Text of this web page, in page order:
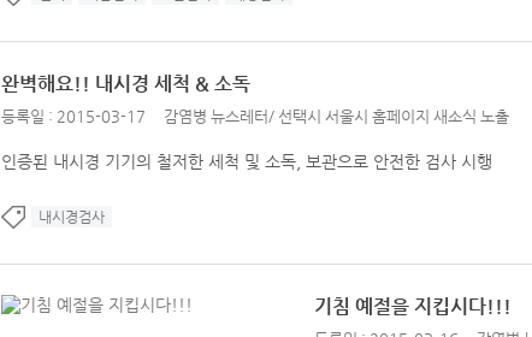
완벽해요!! 내시경 세척 & 소독
등록일 : 2015-03-17 감염병 뉴스레터/ 선택시 서울시 홈페이지 새소식 노출
인증된 내시경 기기의 철저한 세척 및 소독, 보관으로 안전한 검사 시행
내시경검사
기침 예절을 지킵시다!!!